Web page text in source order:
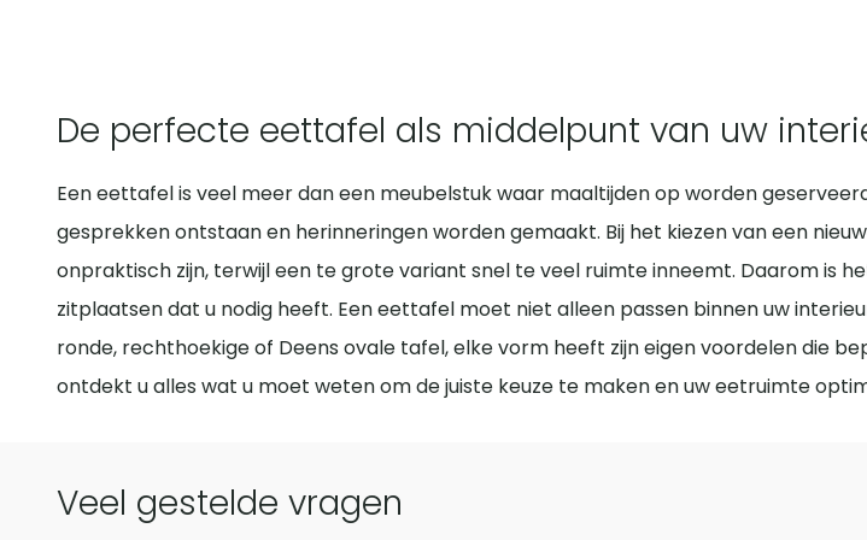
De perfecte eettafel als middelpunt van uw
Een eettafel is veel meer dan een meubelstuk waar maaltijden op worden
gesprekken ontstaan en herinneringen worden gemaakt. Bij het kiezen van een
onpraktisch zijn, terwijl een te grote variant snel te veel ruimte inneemt. Daarom is
zitplaatsen dat u nodig heeft. Een eettafel moet niet alleen passen binnen uw
ronde, rechthoekige of Deens ovale tafel, elke vorm heeft zijn eigen voordelen die
ontdekt u alles wat u moet weten om de juiste keuze te maken en uw eetruimte
Veel gestelde vragen